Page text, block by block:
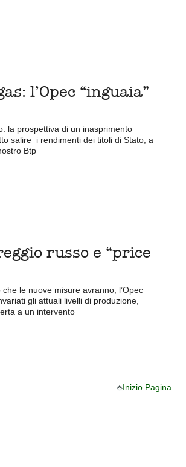
l’Opec “inguaia”
la prospettiva di un inasprimento
salire i rendimenti dei titoli di Stato, a
Btp
russo e “price
che le nuove misure avranno, l’Opec
gli attuali livelli di produzione,
a un intervento
Inizio Pagina